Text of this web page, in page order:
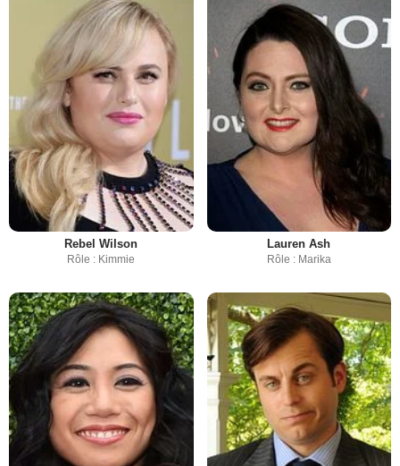
Rebel Wilson
Rôle : Kimmie
Lauren Ash
Rôle : Marika